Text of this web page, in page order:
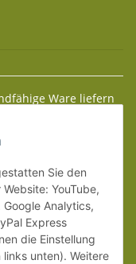
Ware liefern
99 € * Warenwert
bitte unserenLiefer-
Sie den
YouTube,
Analytics,
Express
die Einstellung
unten). Weitere